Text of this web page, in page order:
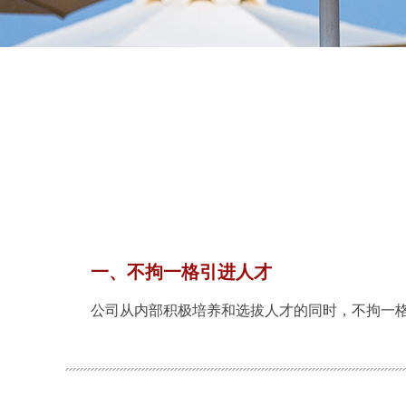
一、不拘一格引进人才
公司从内部积极培养和选拔人才的同时，不拘一